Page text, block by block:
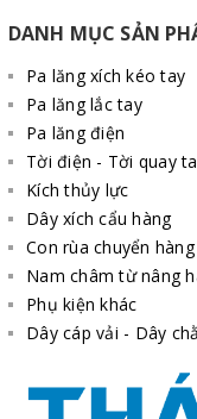
DANH MỤC SẢN
Pa lăng xích kéo tay
Pa lăng lắc tay
Pa lăng điện
Tời điện - Tời quay
Kích thủy lực
Dây xích cẩu hàng
Con rùa chuyển hàng
Nam châm từ nâng
Phụ kiện khác
Dây cáp vải - Dây